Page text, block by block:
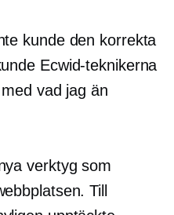
kunde den korrekta
Ecwid-teknikerna
vad jag än
verktyg som
Till